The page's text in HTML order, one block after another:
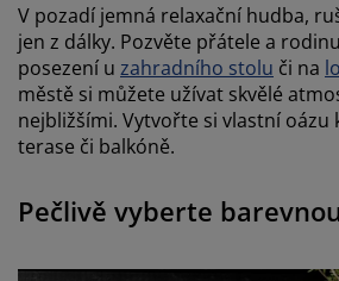
matrace
postele
mazlíčky
V pozadí jemná relaxační hudba,
jen z dálky. Pozvěte přátele a
posezení u zahradního stolu či na
městě si můžete užívat skvělé
nejbližšími. Vytvořte si vlastní oázu
terase či balkóně.
Pečlivě vyberte